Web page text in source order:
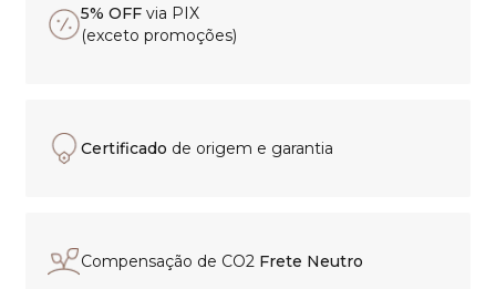
5% OFF via PIX
(exceto promoções)
Certificado de origem e garantia
Compensação de CO2 Frete Neutro